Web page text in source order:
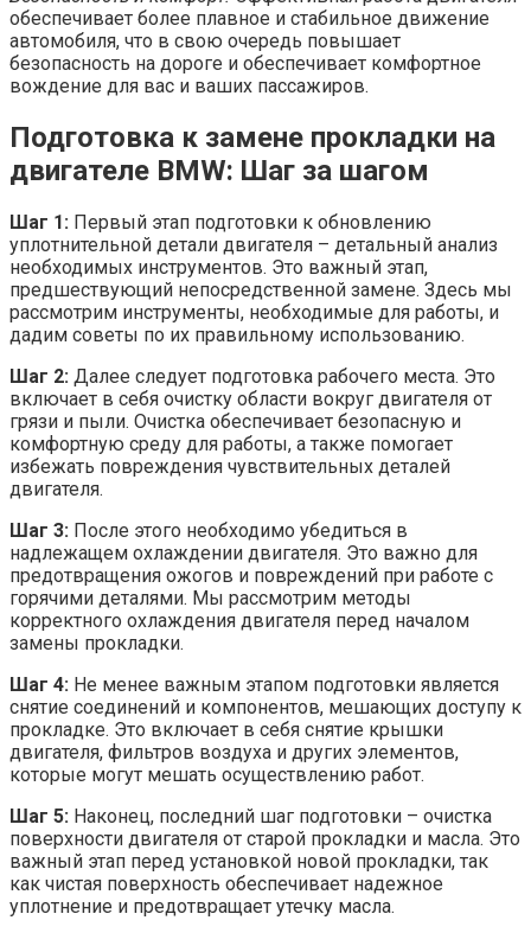
обеспечивает более плавное и стабильное движение
автомобиля, что в свою очередь повышает
безопасность на дороге и обеспечивает комфортное
вождение для вас и ваших пассажиров.
Подготовка к замене прокладки на
двигателе BMW: Шаг за шагом
Шаг 1: Первый этап подготовки к обновлению
уплотнительной детали двигателя – детальный анализ
необходимых инструментов. Это важный этап,
предшествующий непосредственной замене. Здесь мы
рассмотрим инструменты, необходимые для работы, и
дадим советы по их правильному использованию.
Шаг 2: Далее следует подготовка рабочего места. Это
включает в себя очистку области вокруг двигателя от
грязи и пыли. Очистка обеспечивает безопасную и
комфортную среду для работы, а также помогает
избежать повреждения чувствительных деталей
двигателя.
Шаг 3: После этого необходимо убедиться в
надлежащем охлаждении двигателя. Это важно для
предотвращения ожогов и повреждений при работе с
горячими деталями. Мы рассмотрим методы
корректного охлаждения двигателя перед началом
замены прокладки.
Шаг 4: Не менее важным этапом подготовки является
снятие соединений и компонентов, мешающих доступу к
прокладке. Это включает в себя снятие крышки
двигателя, фильтров воздуха и других элементов,
которые могут мешать осуществлению работ.
Шаг 5: Наконец, последний шаг подготовки – очистка
поверхности двигателя от старой прокладки и масла. Это
важный этап перед установкой новой прокладки, так
как чистая поверхность обеспечивает надежное
уплотнение и предотвращает утечку масла.